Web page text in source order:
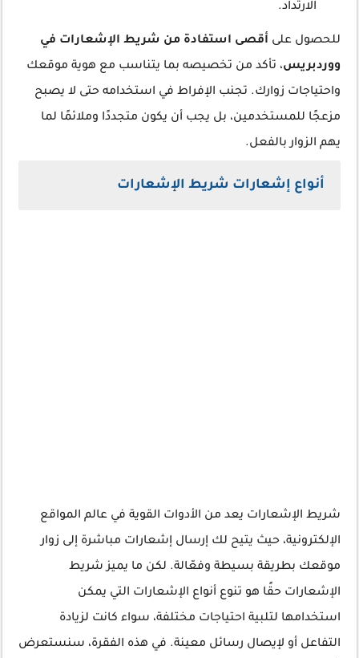
الارتداد.
للحصول على أقصى استفادة من شريط الإشعارات في
ووردبريس، تأكد من تخصيصه بما يتناسب مع هوية موقعك
واحتياجات زوارك. تجنب الإفراط في استخدامه حتى لا يصبح
مزعجًا للمستخدمين، بل يجب أن يكون متجددًا وملائمًا لما
يهم الزوار بالفعل.
أنواع إشعارات شريط الإشعارات
شريط الإشعارات يعد من الأدوات القوية في عالم المواقع
الإلكترونية، حيث يتيح لك إرسال إشعارات مباشرة إلى زوار
موقعك بطريقة بسيطة وفعّالة. لكن ما يميز شريط
الإشعارات حقًا هو تنوع أنواع الإشعارات التي يمكن
استخدامها لتلبية احتياجات مختلفة، سواء كانت لزيادة
التفاعل أو لإيصال رسائل معينة. في هذه الفقرة، سنستعرض